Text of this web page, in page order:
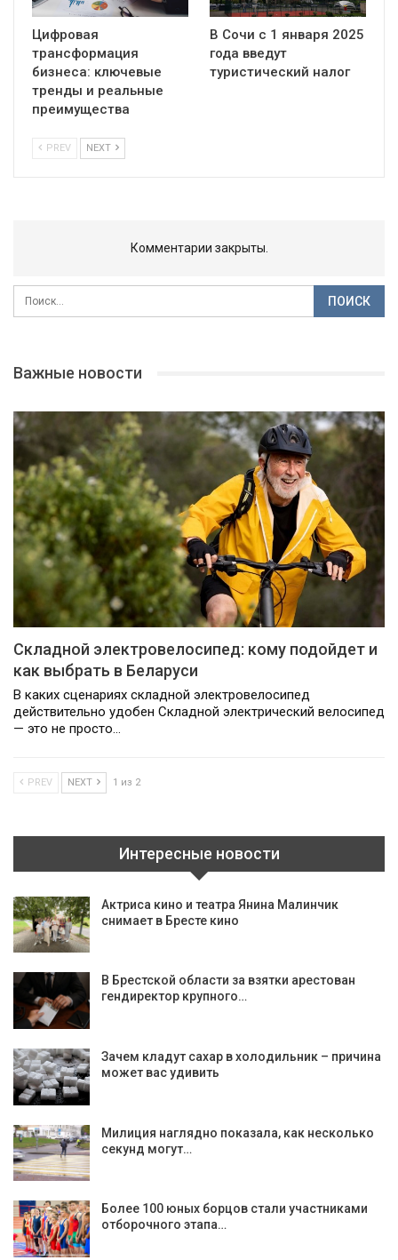
Цифровая
трансформация
бизнеса: ключевые
тренды и реальные
преимущества
В Сочи с 1 января 2025
года введут
туристический налог
PREV NEXT
Комментарии закрыты.
Важные новости
Складной электровелосипед: кому подойдет и
как выбрать в Беларуси
В каких сценариях складной электровелосипед
действительно удобен Складной электрический велосипед
— это не просто…
PREV NEXT 1 из 2
Интересные новости
Актриса кино и театра Янина Малинчик
снимает в Бресте кино
В Брестской области за взятки арестован
гендиректор крупного…
Зачем кладут сахар в холодильник – причина
может вас удивить
Милиция наглядно показала, как несколько
секунд могут…
Более 100 юных борцов стали участниками
отборочного этапа…